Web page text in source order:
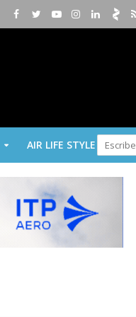
AIR LIFE STYLE